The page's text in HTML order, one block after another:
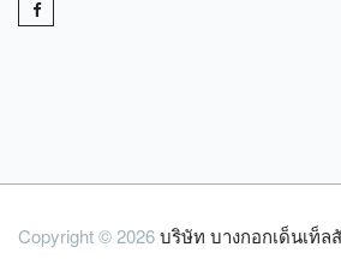
Copyright © 2026บริษัท บางกอกเด็นเท็ล